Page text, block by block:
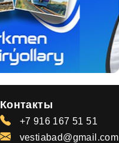
Контакты
+7 916 167 51 51
vestiabad@gmail.com